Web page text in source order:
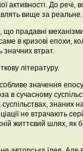
активності. До речі,
вище за реальне.
що прадавні
в кризові епохи,
значних втрат.
літературу.
значення
в сучасному
знаних
не втрачають
життєвий шлях,